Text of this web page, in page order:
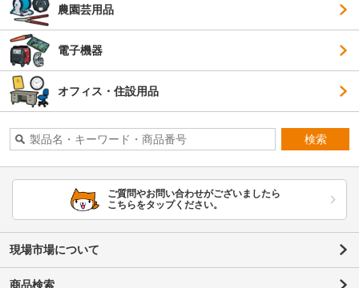
農園芸用品
電子機器
オフィス・住設用品
検索
ご質問やお問い合わせがございましたら
こちらをタップください。
現場市場について
商品検索